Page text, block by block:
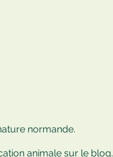
normande.
animale sur le blog.